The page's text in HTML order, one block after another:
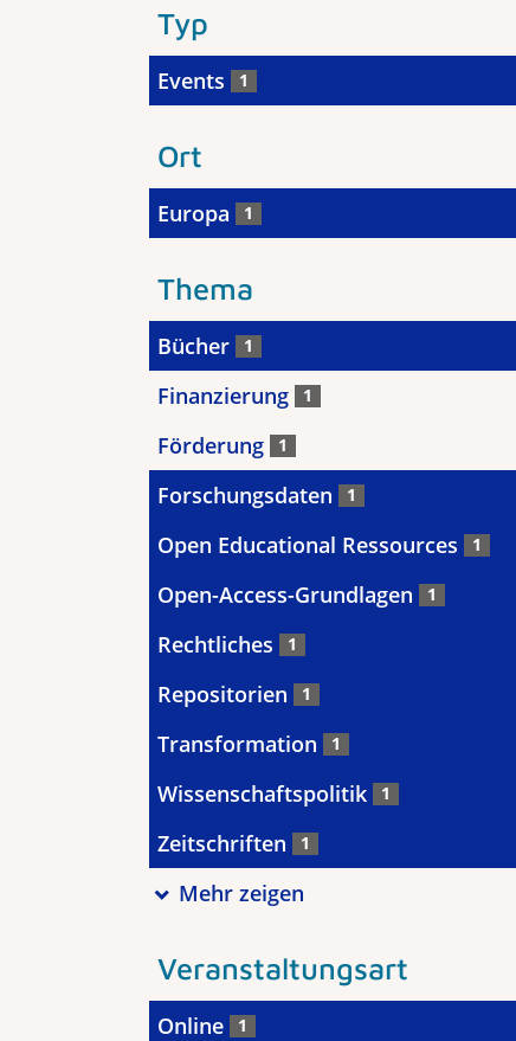
Typ
Events 1
Ort
Europa 1
Thema
Bücher 1
Finanzierung 1
Förderung 1
Forschungsdaten 1
Open Educational Ressources 1
Open-Access-Grundlagen 1
Rechtliches 1
Repositorien 1
Transformation 1
Wissenschaftspolitik 1
Zeitschriften 1
Mehr zeigen
Veranstaltungsart
Online 1